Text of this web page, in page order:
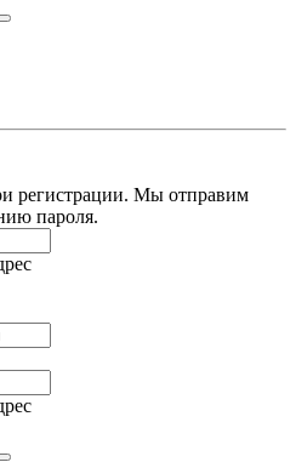
регистрации. Мы отправим
пароля.